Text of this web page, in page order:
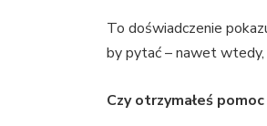
To doświadczenie
by pytać – nawet wtedy,
Czy otrzymałeś